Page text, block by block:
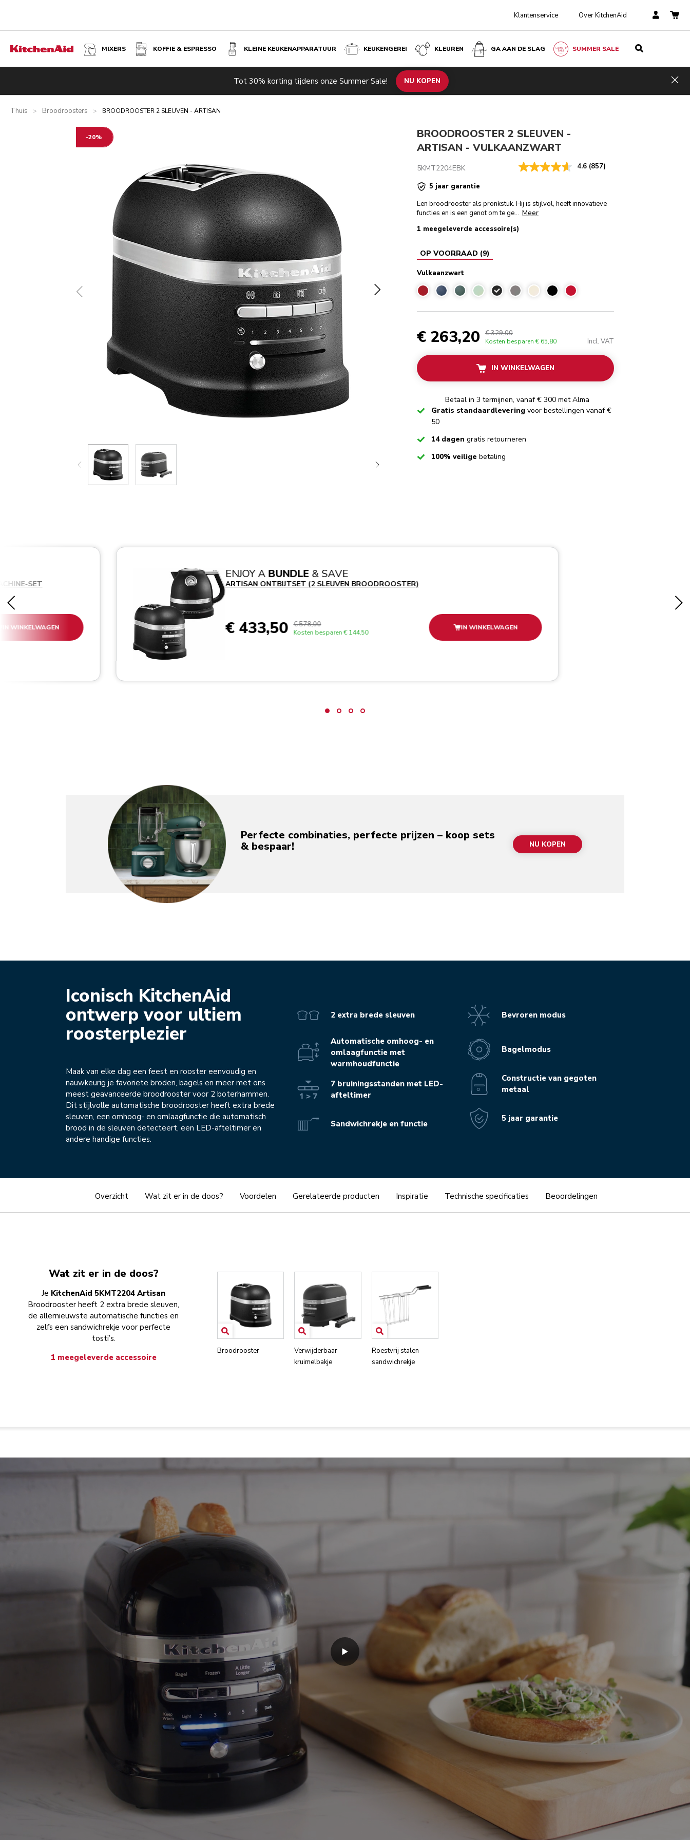
Klantenservice Over KitchenAid
MIXERS KOFFIE & ESPRESSO KLEINE KEUKENAPPARATUUR KEUKENGEREI KLEUREN GA AAN DE SLAG SUMMER SALE
Tot 30% korting tijdens onze Summer Sale! NU KOPEN
Thuis > Broodroosters > BROODROOSTER 2 SLEUVEN - ARTISAN
Gerelateerde producten Inspiratie Technische specificaties Beoordelingen
-20%
BROODROOSTER 2 SLEUVEN -
ARTISAN - VULKAANZWART
5KMT2204EBK 4.6 (857)
5 jaar garantie
Een broodrooster als pronkstuk. Hij is stijlvol, heeft innovatieve
functies en is een genot om te ge... Meer
1 meegeleverde accessoire(s)
OP VOORRAAD (9)
Vulkaanzwart
Vulkaanzwart
€ 263,20 € 329,00
Kosten besparen € 65,80 Incl. VAT
IN WINKELWAGEN
Betaal in 3 termijnen, vanaf € 300 met Alma
CheckedGratis standaardlevering voor bestellingen vanaf €
50
Checked14 dagen gratis retourneren
Checked100% veilige betaling
SET
IN WINKELWAGEN
ENJOY A BUNDLE & SAVE
ARTISAN ONTBIJTSET (2 SLEUVEN BROODROOSTER)
€ 433,50 € 578,00
Kosten besparen € 144,50
IN WINKELWAGEN
Perfecte combinaties, perfecte prijzen – koop sets
& bespaar!
NU KOPEN
Iconisch KitchenAid
ontwerp voor ultiem
roosterplezier
Maak van elke dag een feest en rooster eenvoudig en
nauwkeurig je favoriete broden, bagels en meer met ons
meest geavanceerde broodrooster voor 2 boterhammen.
Dit stijlvolle automatische broodrooster heeft extra brede
sleuven, een omhoog- en omlaagfunctie die automatisch
brood in de sleuven detecteert, een LED-afteltimer en
andere handige functies.
2 extra brede sleuven
Automatische omhoog- en
omlaagfunctie met
warmhoudfunctie
7 bruiningsstanden met LED-
afteltimer
Sandwichrekje en functie
Bevroren modus
Bagelmodus
Constructie van gegoten
metaal
5 jaar garantie
Overzicht Wat zit er in de doos? Voordelen Gerelateerde producten Inspiratie Technische specificaties Beoordelingen
Wat zit er in de doos?
Je KitchenAid 5KMT2204 Artisan
Broodrooster heeft 2 extra brede sleuven,
de allernieuwste automatische functies en
zelfs een sandwichrekje voor perfecte
tosti’s.
1 meegeleverde accessoire
Broodrooster
Verwijderbaar
kruimelbakje
Roestvrij stalen
sandwichrekje